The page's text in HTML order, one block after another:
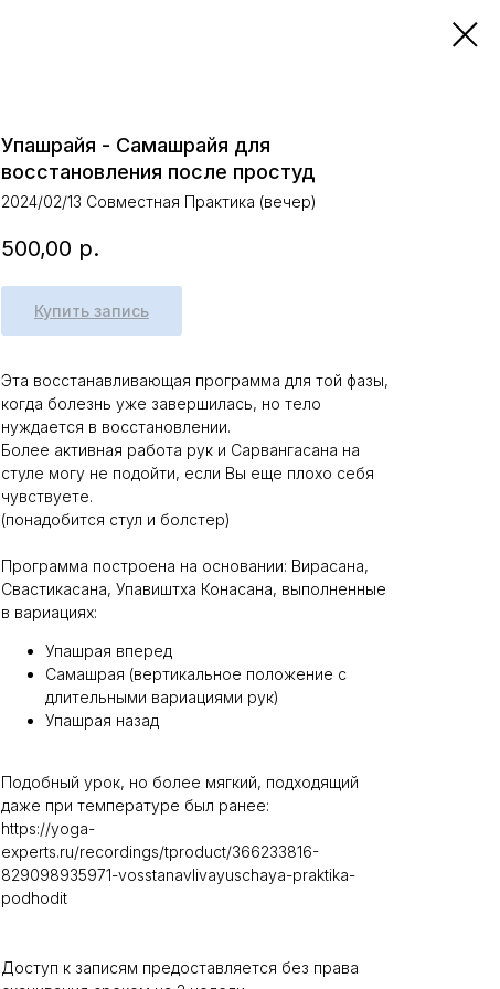
Упашрайя - Самашрайя для
восстановления после простуд
2024/02/13 Совместная Практика (вечер)
500,00 р.
Купить запись
Эта восстанавливающая программа для той фазы,
когда болезнь уже завершилась, но тело
нуждается в восстановлении.
Более активная работа рук и Сарвангасана на
стуле могу не подойти, если Вы еще плохо себя
чувствуете.
(понадобится стул и болстер)
Программа построена на основании: Вирасана,
Свастикасана, Упавиштха Конасана, выполненные
в вариациях:
Упашрая вперед
Самашрая (вертикальное положение с
длительными вариациями рук)
Упашрая назад
Подобный урок, но более мягкий, подходящий
даже при температуре был ранее:
https://yoga-
experts.ru/recordings/tproduct/366233816-
829098935971-vosstanavlivayuschaya-praktika-
podhodit
Доступ к записям предоставляется без права